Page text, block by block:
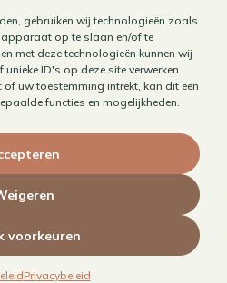
gebruiken wij technologieën zoals
op te slaan en/of te
met deze technologieën kunnen wij
ID's op deze site verwerken.
uw toestemming intrekt, kan dit een
functies en mogelijkheden.
voorkeuren
Privacybeleid